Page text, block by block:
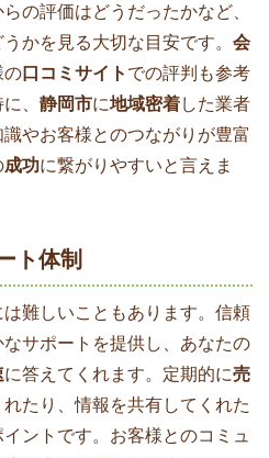
の評価はどうだったかなど、
かを見る大切な目安です。 会
の口コミサイト での評判も参考
、 静岡市に地域密着した業者
やお客様とのつながりが豊富
成功に繋がりやすいと言えま
ト体制
難しいこともあります。信頼
サポートを提供し、あなたの
に答えてくれます。定期的に売
たり、情報を共有してくれた
ントです。お客様とのコミュ